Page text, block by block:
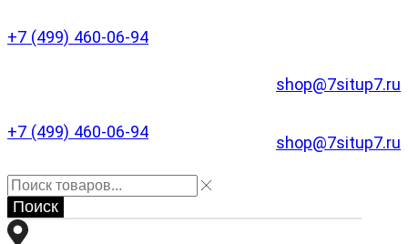
+7 (499) 460-06-94
shop@7situp7.ru
+7 (499) 460-06-94
shop@7situp7.ru
Поиск